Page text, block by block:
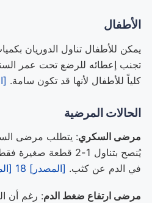
الأطفال
يمكن للأطفال تناول الدوريان
تجنب إعطائه للرضع تحت عمر
كلياً للأطفال لأنها قد تكون سامة.
الحالات المرضية
مرضى السكري: يتطلب مرضى
يُنصح بتناول 1-2 قطعة
في الدم عن كثب. [المصدر] 18
مرضى ارتفاع ضغط الدم: رغم أن